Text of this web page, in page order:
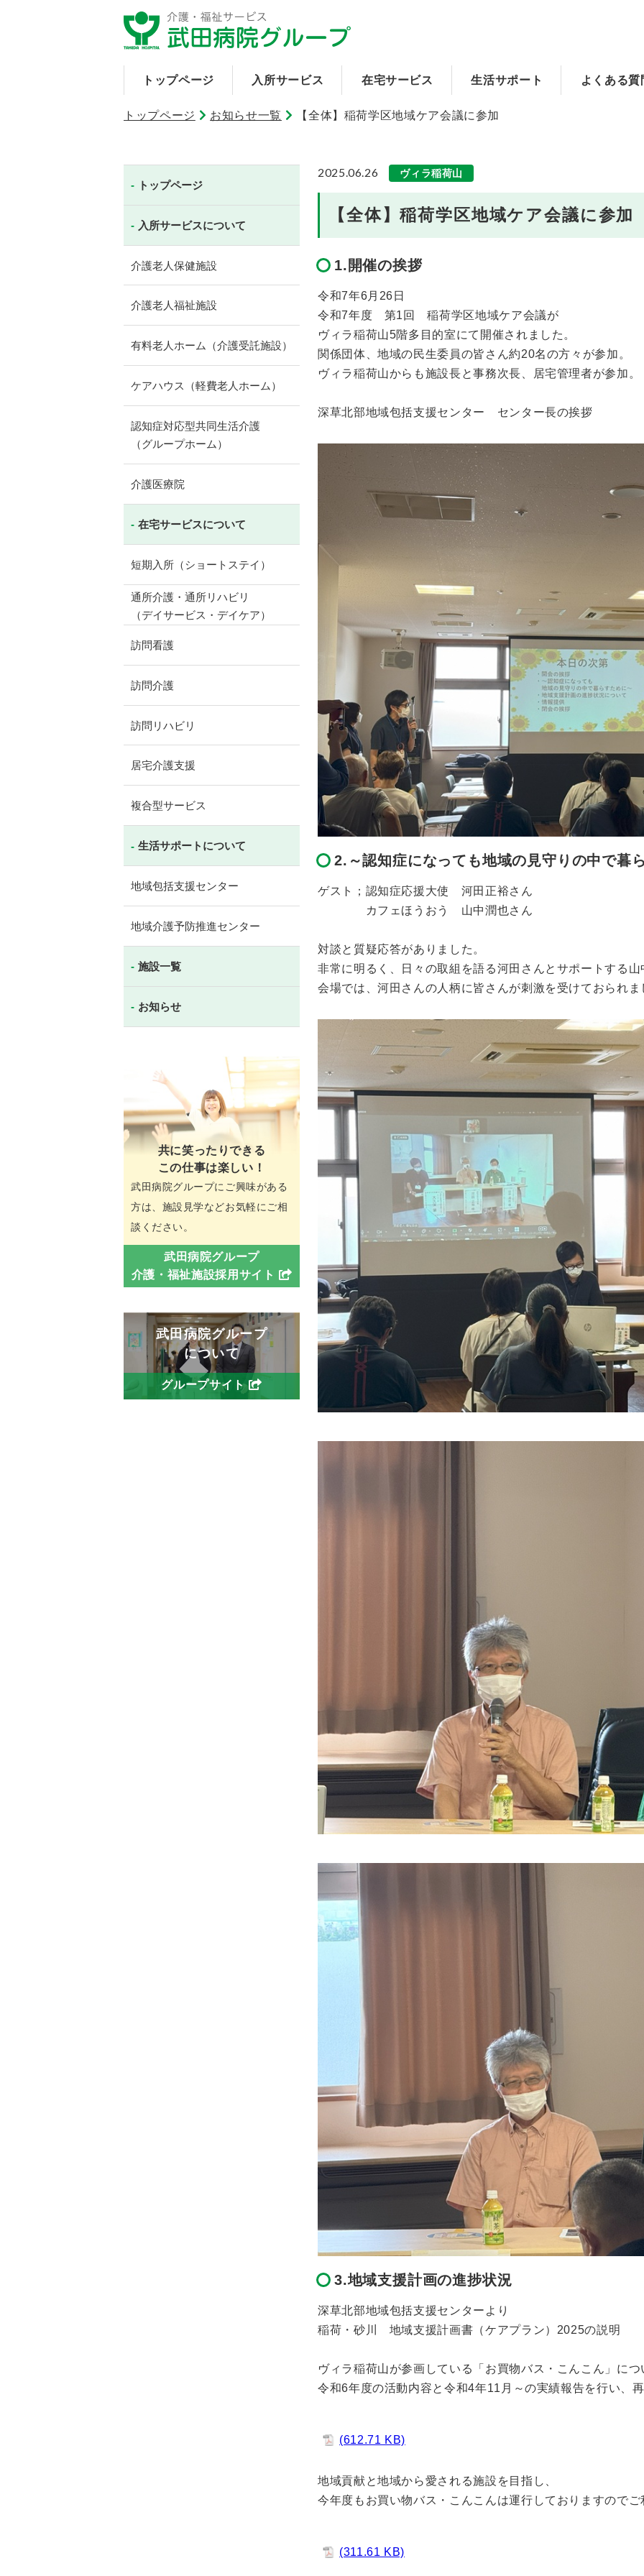
トップページ 入所サービス 在宅サービス 生活サポート よくある質
トップページ お知らせ一覧 【全体】稲荷学区地域ケア会議に参加
2025.06.26 ヴィラ稲荷山
【全体】稲荷学区地域ケア会議に参加
1.開催の挨拶
令和7年6月26日
令和7年度 第1回 稲荷学区地域ケア会議が
ヴィラ稲荷山5階多目的室にて開催されました。
関係団体、地域の民生委員の皆さん約20名の方々が参加。
ヴィラ稲荷山からも施設長と事務次長、居宅管理者が参加。
深草北部地域包括支援センター センター長の挨拶
2.～認知症になっても地域の見守りの中で暮
ゲスト；認知症応援大使 河田正裕さん
カフェほうおう 山中潤也さん
対談と質疑応答がありました。
非常に明るく、日々の取組を語る河田さんとサポートする山
会場では、河田さんの人柄に皆さんが刺激を受けておられま
3.地域支援計画の進捗状況
深草北部地域包括支援センターより
稲荷・砂川 地域支援計画書（ケアプラン）2025の説明
ヴィラ稲荷山が参画している「お買物バス・こんこん」につ
令和6年度の活動内容と令和4年11月～の実績報告を行い、
(612.71 KB)
地域貢献と地域から愛される施設を目指し、
今年度もお買い物バス・こんこんは運行しておりますので
(311.61 KB)
トップページ
入所サービスについて
介護老人保健施設
介護老人福祉施設
有料老人ホーム（介護受託施設）
ケアハウス（軽費老人ホーム）
認知症対応型共同生活介護
（グループホーム）
介護医療院
在宅サービスについて
短期入所（ショートステイ）
通所介護・通所リハビリ
（デイサービス・デイケア）
訪問看護
訪問介護
訪問リハビリ
居宅介護支援
複合型サービス
生活サポートについて
地域包括支援センター
地域介護予防推進センター
施設一覧
お知らせ
共に笑ったりできる
この仕事は楽しい！
武田病院グループにご興味がある
方は、施設見学などお気軽にご相
談ください。
武田病院グループ
介護・福祉施設採用サイト
武田病院グループ
について
グループサイト